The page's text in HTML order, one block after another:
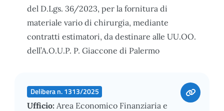
del D.Lgs. 36/2023, per la fornitura di
materiale vario di chirurgia, mediante
contratti estimatori, da destinare alle UU.OO.
dell’A.O.U.P. P. Giaccone di Palermo
Delibera n. 1313/2025
Ufficio: Area Economico Finanziaria e